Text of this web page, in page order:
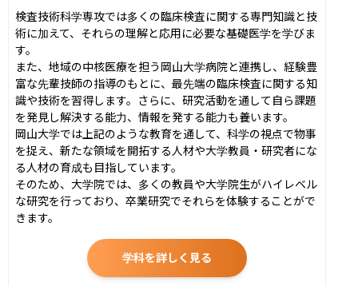
検査技術科学専攻では多くの臨床検査に関する専門知識と技
術に加えて、それらの理解と応用に必要な基礎医学を学びま
す。
また、地域の中核医療を担う岡山大学病院と連携し、経験豊
富な先輩技師の指導のもとに、最先端の臨床検査に関する知
識や技術を習得します。さらに、研究活動を通して自ら課題
を発見し解決する能力、情報を発する能力も養います。
岡山大学では上記のような教育を通して、科学の視点で物事
を捉え、新たな領域を開拓する人材や大学教員・研究者にな
る人材の育成も目指しています。
そのため、大学院では、多くの教員や大学院生がハイレベル
な研究を行っており、卒業研究でそれらを体験することがで
きます。
学科を詳しく見る